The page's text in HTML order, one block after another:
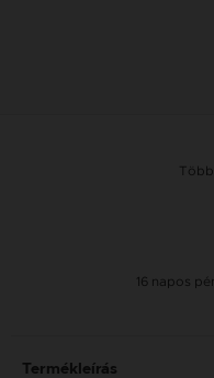
16 napos
Termékleírás